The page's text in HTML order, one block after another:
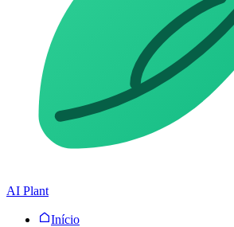
AI Plant
Início